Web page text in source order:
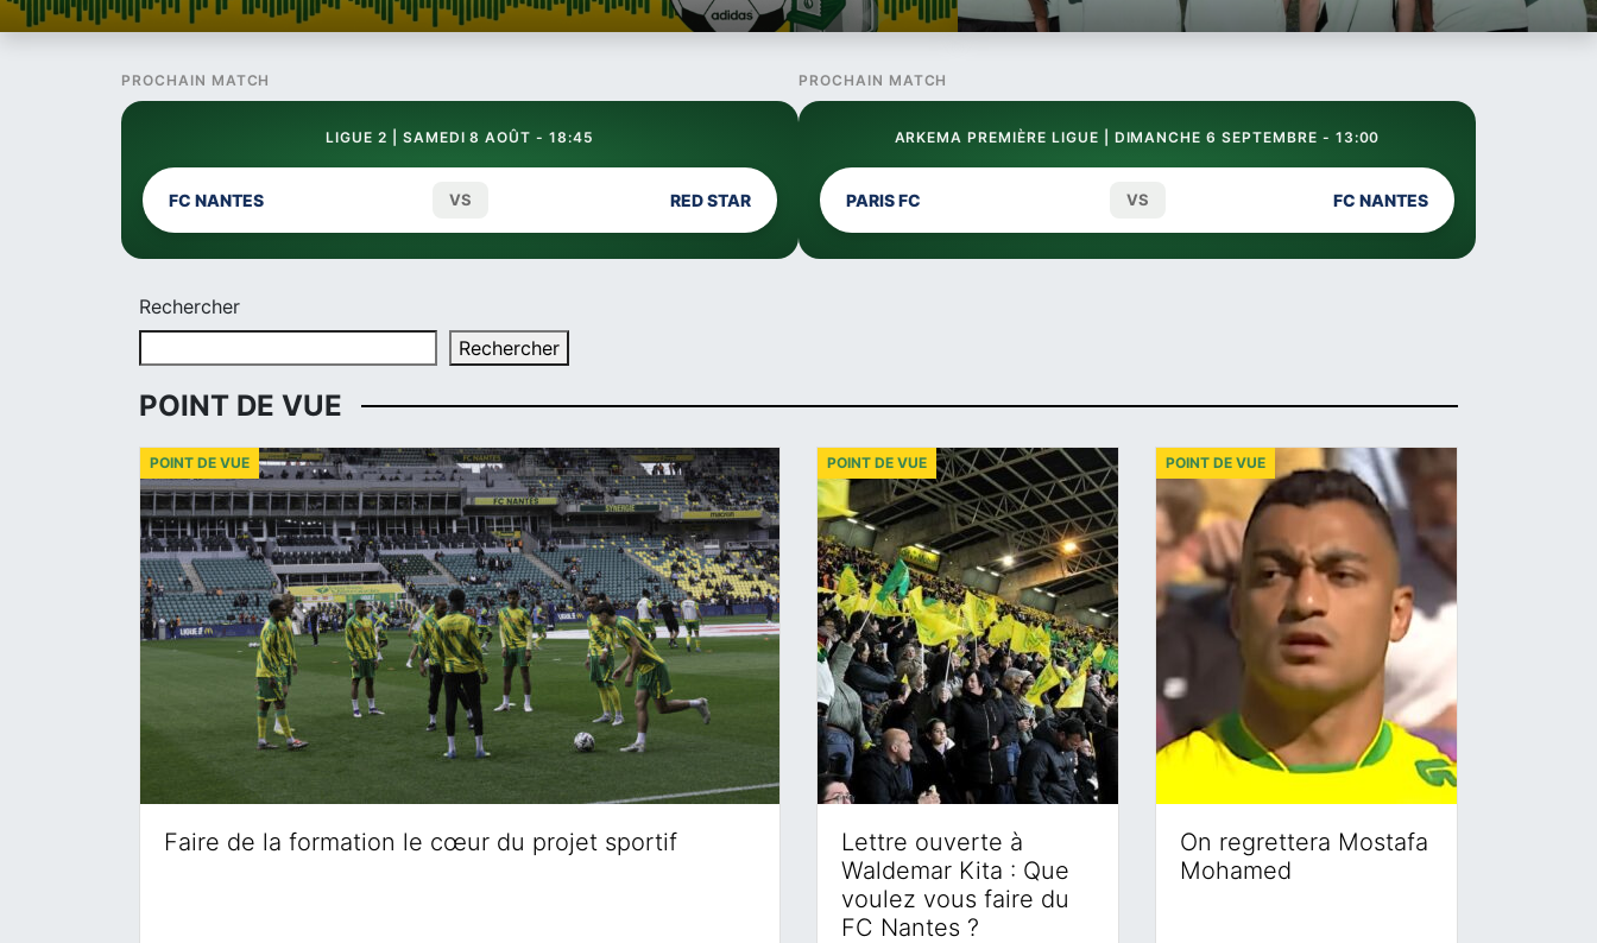
PROCHAIN MATCH
LIGUE 2 | SAMEDI 8 AOÛT - 18:45
FC NANTES VS RED STAR
PROCHAIN MATCH
ARKEMA PREMIÈRE LIGUE | DIMANCHE 6 SEPTEMBRE - 13:00
PARIS FC VS FC NANTES
Rechercher
Rechercher
POINT DE VUE
Faire de la formation le cœur du projet sportif
POINT DE VUE
Lettre ouverte à
Waldemar Kita : Que
voulez vous faire du
FC Nantes ?
POINT DE VUE
On regrettera Mostafa
Mohamed
POINT DE VUE